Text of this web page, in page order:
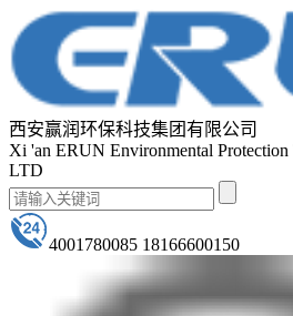
西安赢润环保科技集团有限公司
Xi 'an ERUN Environmental
LTD
4001780085 18166600150